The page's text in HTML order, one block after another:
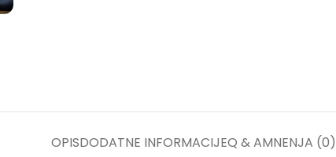
OPISDODATNE INFORMACIJEQ & AMNENJA (0)